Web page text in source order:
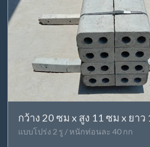
กว้าง 20 ซม x สูง 11 ซม x ยาว
แบบโปร่ง 2 รู / หนักท่อนละ 40 กก